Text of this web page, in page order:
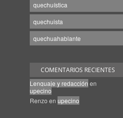
quechuística
quechuista
quechuahablante
COMENTARIOS RECIENTES
Lenguaje y redacción en
upecino
Renzo en upecino